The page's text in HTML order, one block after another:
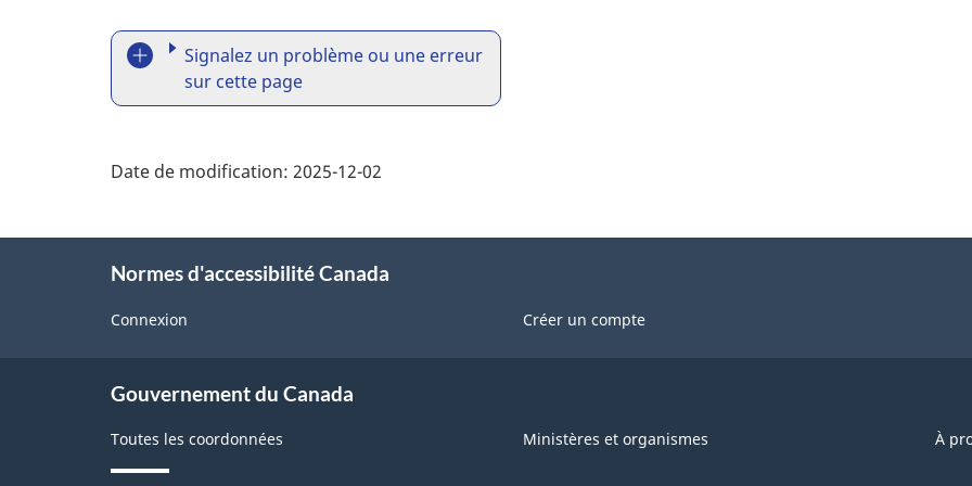
-
6
.
2
2
5
2
n
o
n
R
e
o
r
t
a
p
r
o
Signalez un problème ou une erreur
sur cette page
Date de modification: 2025-12-02
Normes d'accessibilité Canada
Connexion Créer un compte
About
government
Gouvernement du Canada
Toutes les coordonnées Ministères et organismes À